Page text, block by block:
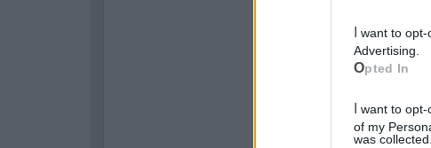
Advertising.
Opted In
of my
was collected.